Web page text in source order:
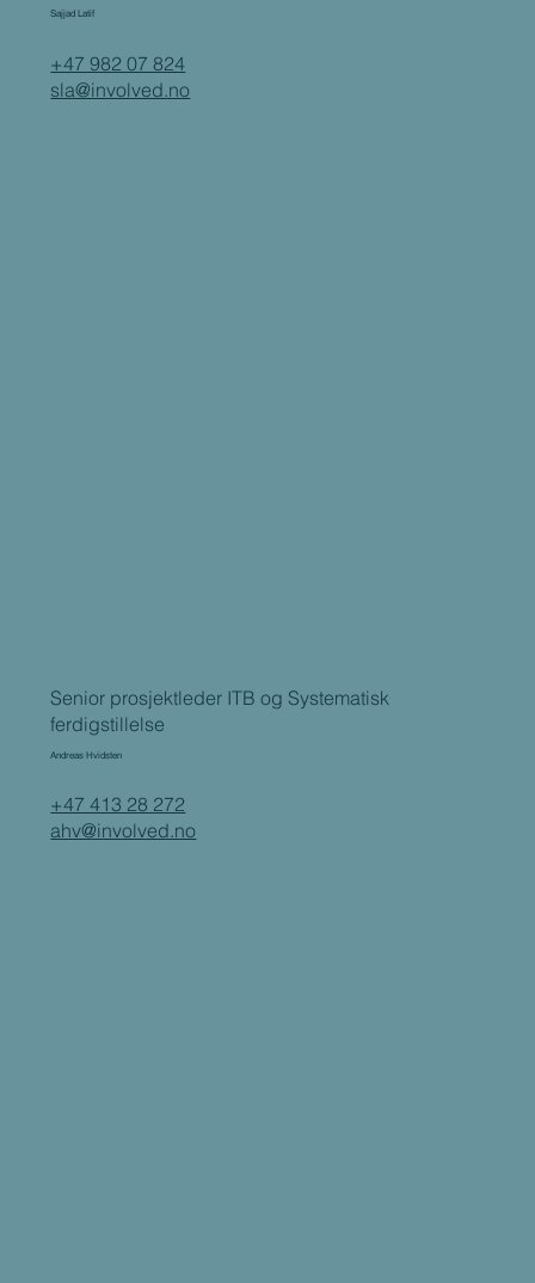
Sajjad Latif
+47 982 07 824
sla@involved.no
Senior prosjektleder ITB og Systematisk
ferdigstillelse
Andreas Hvidsten
+47 413 28 272
ahv@involved.no